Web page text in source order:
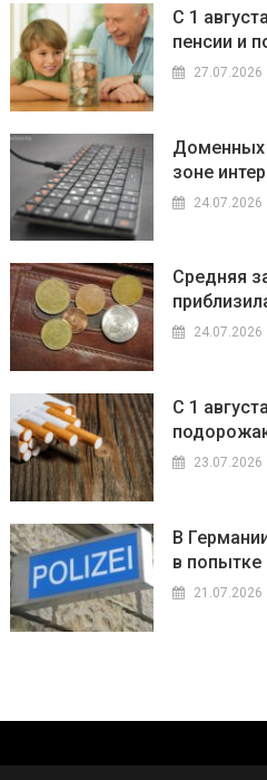
С 1
пенсии и
27.07.2026
Доменных
зоне
24.07.2026
Средняя
24.07.2026
С 1
23.07.2026
В
в
21.07.2026